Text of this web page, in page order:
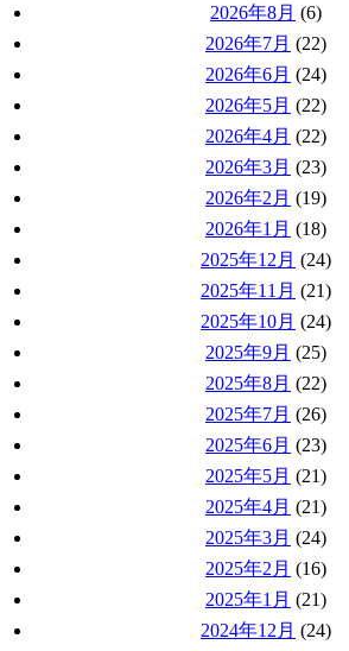
2026年8月 (6)
2026年7月 (22)
2026年6月 (24)
2026年5月 (22)
2026年4月 (22)
2026年3月 (23)
2026年2月 (19)
2026年1月 (18)
2025年12月 (24)
2025年11月 (21)
2025年10月 (24)
2025年9月 (25)
2025年8月 (22)
2025年7月 (26)
2025年6月 (23)
2025年5月 (21)
2025年4月 (21)
2025年3月 (24)
2025年2月 (16)
2025年1月 (21)
2024年12月 (24)